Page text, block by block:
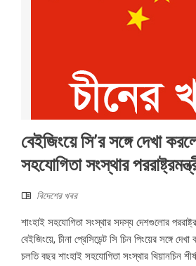
বেইজিংয়ে সি’র সঙ্গে দেখা
সহযোগিতা সংস্থার
বিদেশের খবর
শাংহাই সহযোগিতা সংস্থার সদস্য দেশগুলোর
বেইজিংয়ে, চীনা প্রেসিডেন্ট সি চিন পিংয়ের সঙ্গে
চলতি বছর শাংহাই সহযোগিতা সংস্থার থিয়ানচিন